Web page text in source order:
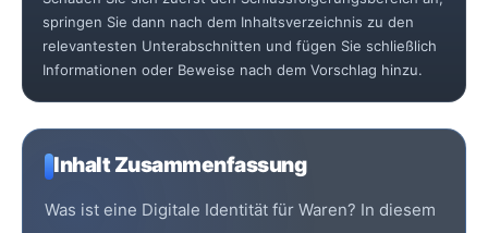
springen Sie dann nach dem Inhaltsverzeichnis zu den
relevantesten Unterabschnitten und fügen Sie schließlich
Informationen oder Beweise nach dem Vorschlag hinzu.
Inhalt Zusammenfassung
Was ist eine Digitale Identität für Waren? In diesem